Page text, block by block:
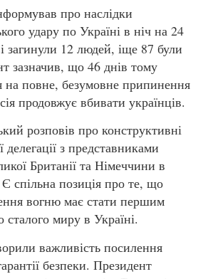
про наслідки
удару по Україні в ніч на 24
загинули 12 людей, іще 87 були
зазначив, що 46 днів тому
на повне, безумовне припинення
продовжує вбивати українців.
розповів про конструктивні
делегації з представниками
Британії та Німеччини в
спільна позиція про те, що
вогню має стати першим
миру в Україні.
важливість посилення
безпеки. Президент